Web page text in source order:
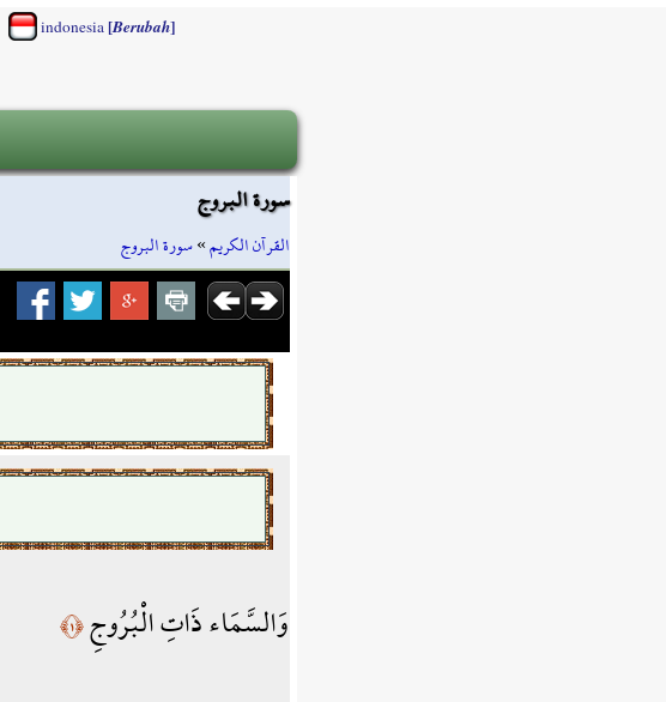
indonesia[Berubah]
سورة البروج
القرآن الكريم»سورة البروج
وَالسَّمَاء ذَاتِ الْبُرُوجِ﴿١﴾